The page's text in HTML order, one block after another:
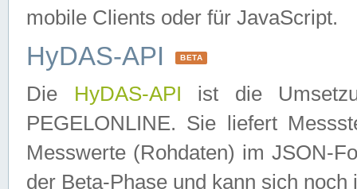
mobile Clients oder für JavaScript.
HyDAS-API BETA
Die HyDAS-API ist die
PEGELONLINE. Sie liefert
Messwerte (Rohdaten) im JSON-
der Beta-Phase und kann sich noch